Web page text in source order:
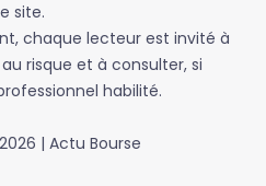
site.
chaque lecteur est invité à
risque et à consulter, si
habilité.
| Actu Bourse